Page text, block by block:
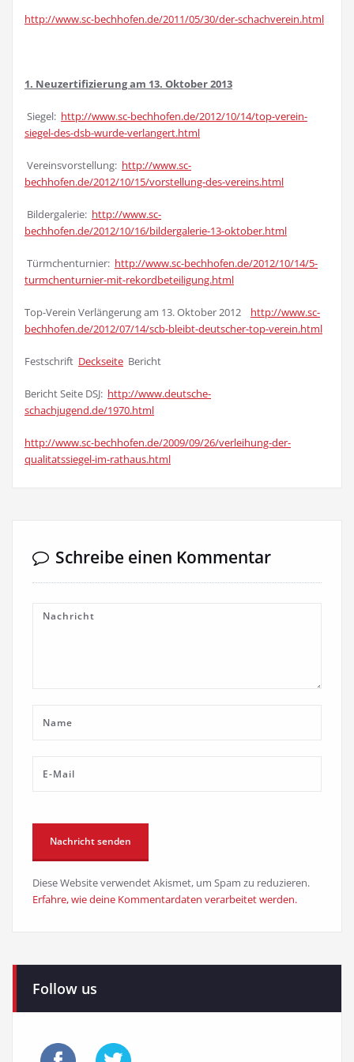
http://www.sc-bechhofen.de/2011/05/30/der-schachverein.html
1. Neuzertifizierung am 13. Oktober 2013
Siegel: http://www.sc-bechhofen.de/2012/10/14/top-verein-
siegel-des-dsb-wurde-verlangert.html
Vereinsvorstellung: http://www.sc-
bechhofen.de/2012/10/15/vorstellung-des-vereins.html
Bildergalerie: http://www.sc-
bechhofen.de/2012/10/16/bildergalerie-13-oktober.html
Türmchenturnier: http://www.sc-bechhofen.de/2012/10/14/5-
turmchenturnier-mit-rekordbeteiligung.html
Top-Verein Verlängerung am 13. Oktober 2012 http://www.sc-
bechhofen.de/2012/07/14/scb-bleibt-deutscher-top-verein.html
Festschrift Deckseite Bericht
Bericht Seite DSJ: http://www.deutsche-
schachjugend.de/1970.html
http://www.sc-bechhofen.de/2009/09/26/verleihung-der-
qualitatssiegel-im-rathaus.html
Schreibe einen Kommentar
Diese Website verwendet Akismet, um Spam zu reduzieren.
Erfahre, wie deine Kommentardaten verarbeitet werden.
Follow us